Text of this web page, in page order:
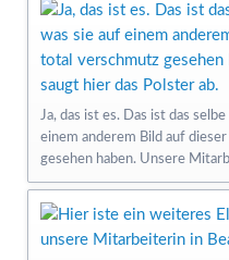
Ja, das ist es. Das ist das
einem anderem Bild auf
gesehen haben. Unsere